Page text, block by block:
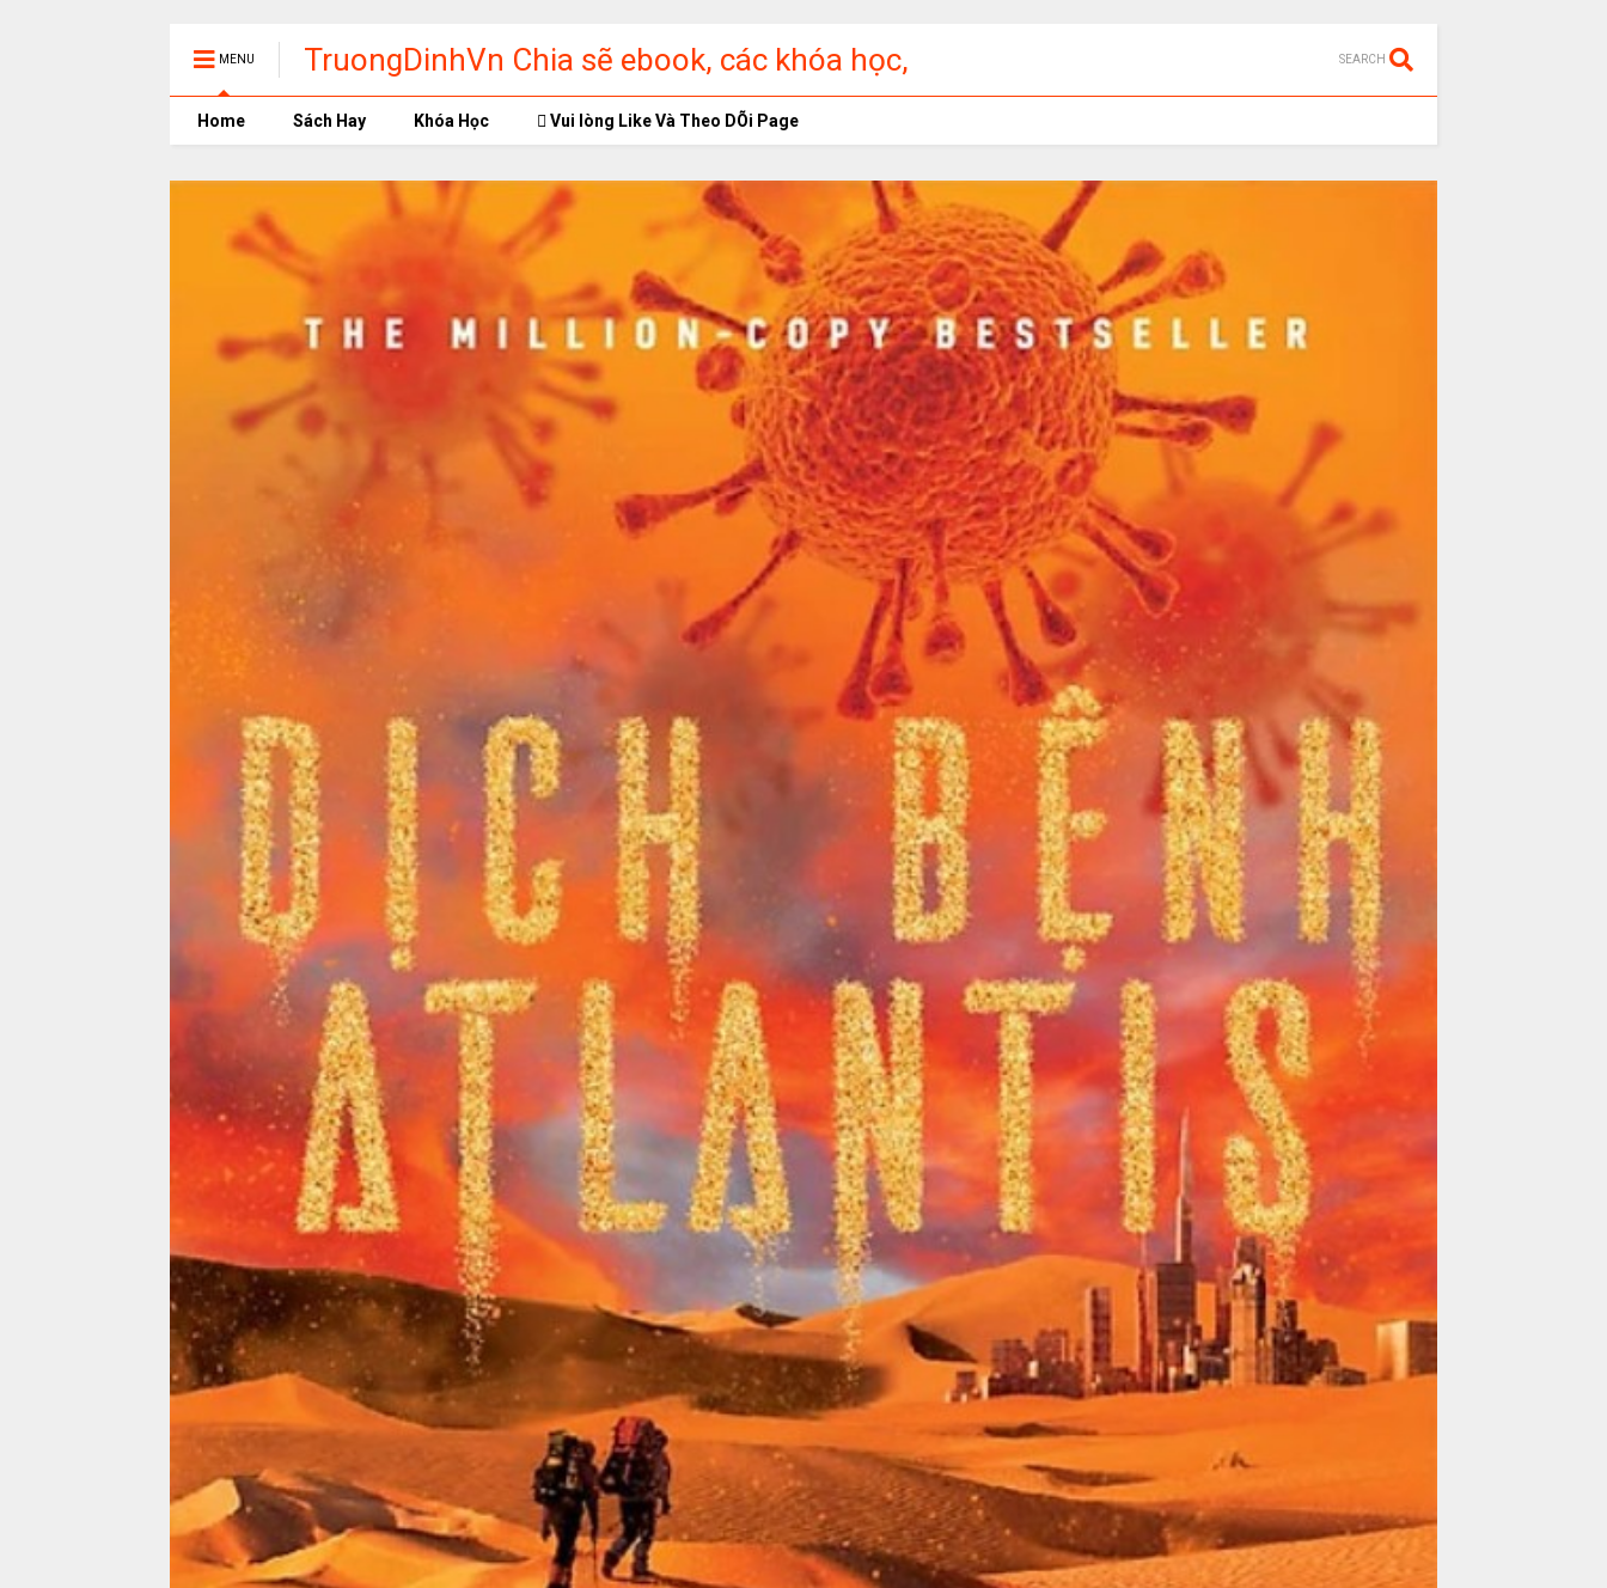
MENU
TruongDinhVn Chia sẽ ebook, các khóa học,
phần mềm học tập miễn phí
SEARCH
Home Sách Hay Khóa Học Vui lòng Like Và Theo DÕi Page